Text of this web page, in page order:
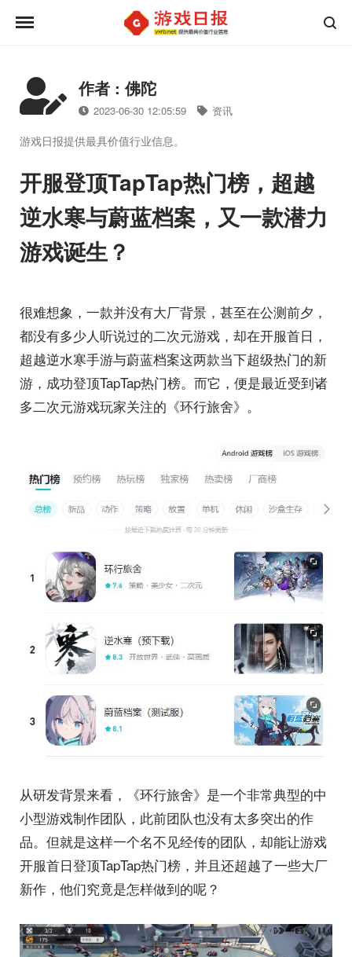
作者 : 佛陀
2023-06-30 12:05:59 资讯
游戏日报提供最具价值行业信息。
开服登顶TapTap热门榜，超越
逆水寒与蔚蓝档案，又一款潜力
游戏诞生？
很难想象，一款并没有大厂背景，甚至在公测前夕，
都没有多少人听说过的二次元游戏，却在开服首日，
超越逆水寒手游与蔚蓝档案这两款当下超级热门的新
游，成功登顶TapTap热门榜。而它，便是最近受到诸
多二次元游戏玩家关注的《环行旅舍》。
从研发背景来看，《环行旅舍》是一个非常典型的中
小型游戏制作团队，此前团队也没有太多突出的作
品。但就是这样一个名不见经传的团队，却能让游戏
开服首日登顶TapTap热门榜，并且还超越了一些大厂
新作，他们究竟是怎样做到的呢？